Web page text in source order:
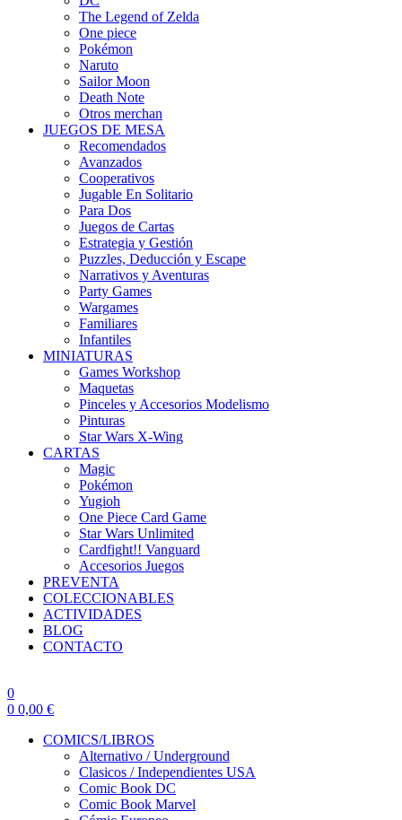
The Legend of Zelda
One piece
Pokémon
Naruto
Sailor Moon
Death Note
Otros merchan
JUEGOS DE MESA
Recomendados
Avanzados
Cooperativos
Jugable En Solitario
Para Dos
Juegos de Cartas
Estrategia y Gestión
Puzzles, Deducción y Escape
Narrativos y Aventuras
Party Games
Wargames
Familiares
Infantiles
MINIATURAS
Games Workshop
Maquetas
Pinceles y Accesorios Modelismo
Pinturas
Star Wars X-Wing
CARTAS
Magic
Pokémon
Yugioh
One Piece Card Game
Star Wars Unlimited
Cardfight!! Vanguard
Accesorios Juegos
PREVENTA
COLECCIONABLES
ACTIVIDADES
BLOG
CONTACTO
0
0 0,00 €
COMICS/LIBROS
Alternativo / Underground
Clasicos / Independientes USA
Comic Book DC
Comic Book Marvel